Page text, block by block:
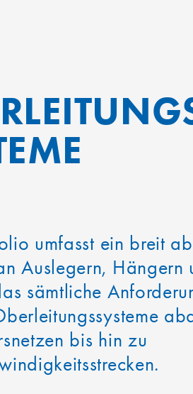
umfasst ein breit
Auslegern, Hängern
sämtliche
bis hin zu